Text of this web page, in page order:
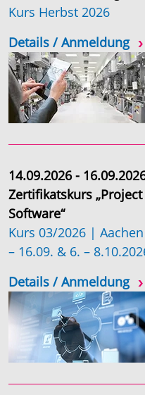
Kurs Herbst 2026
Details / Anmeldung
14.09.2026 -
Zertifikatskurs
Software“
Kurs 03/2026 |
– 16.09. & 6. –
Details / Anmeldung